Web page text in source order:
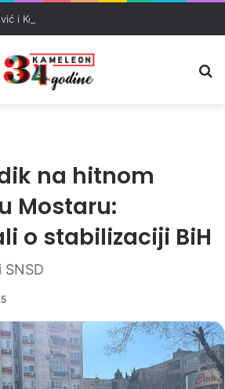
na hitnom
Mostaru:
o stabilizaciji BiH
SNSD